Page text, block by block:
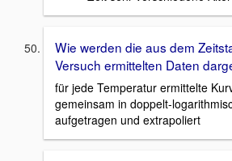
Wie werden die aus dem
Versuch ermittelten Daten
für jede Temperatur ermittelte
gemeinsam in doppelt-
aufgetragen und extrapoliert